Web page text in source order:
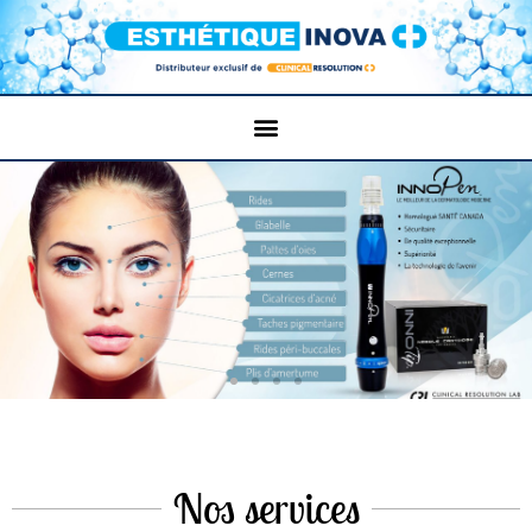
Nos services